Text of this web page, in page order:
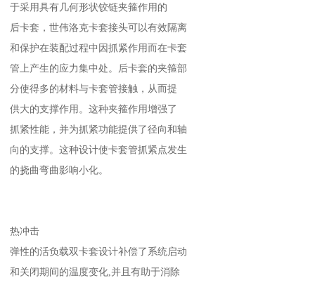
于采用具有几何形状铰链夹箍作用的
后卡套，世伟洛克卡套接头可以有效隔离
和保护在装配过程中因抓紧作用而在卡套
管上产生的应力集中处。后卡套的夹箍部
分使得多的材料与卡套管接触，从而提
供大的支撑作用。这种夹箍作用增强了
抓紧性能，并为抓紧功能提供了径向和轴
向的支撑。这种设计使卡套管抓紧点发生
的挠曲弯曲影响小化。
热冲击
弹性的活负载双卡套设计补偿了系统启动
和关闭期间的温度变化,并且有助于消除